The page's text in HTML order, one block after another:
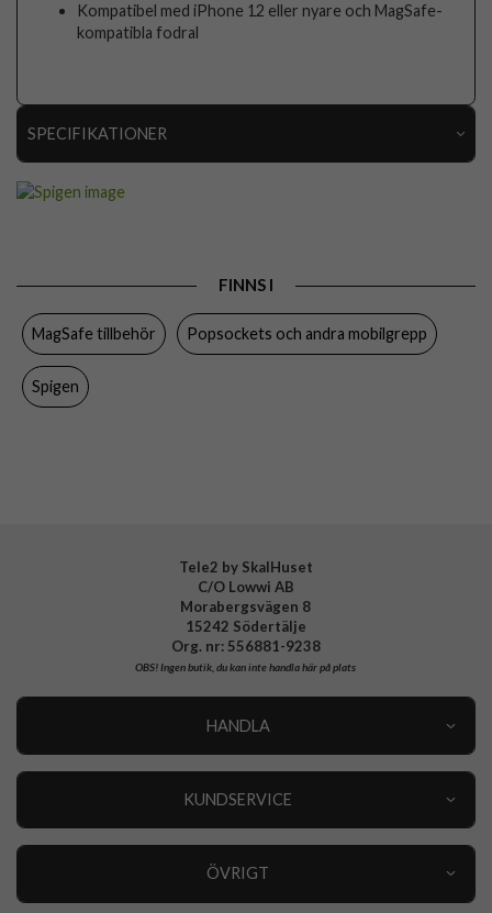
Kompatibel med iPhone 12 eller nyare och MagSafe-
kompatibla fodral
SPECIFIKATIONER
Färg Grå
Varumärke Spigen
Tillverkarens art nr
FINNS I
MagSafe tillbehör Popsockets och andra mobilgrepp
Spigen
Tele2 by SkalHuset
C/O Lowwi AB
Morabergsvägen 8
15242 Södertälje
Org. nr: 556881-9238
OBS!Ingen butik, du kan inte handla här på plats
HANDLA
KUNDSERVICE
ÖVRIGT